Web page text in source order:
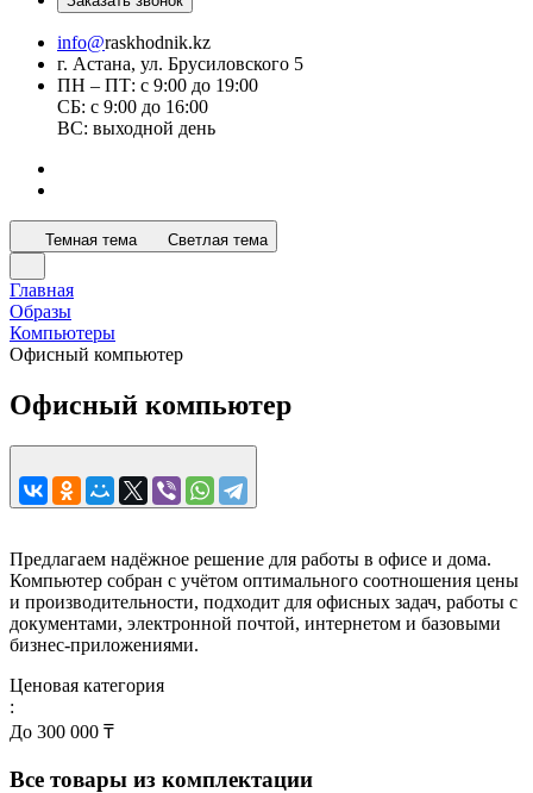
info@raskhodnik.kz
г. Астана, ул. Брусиловского 5
ПН – ПТ: с 9:00 до 19:00
СБ: с 9:00 до 16:00
ВС: выходной день
Темная тема Светлая тема
Главная
Образы
Компьютеры
Офисный компьютер
Офисный компьютер
Предлагаем надёжное решение для работы в офисе и дома.
Компьютер собран с учётом оптимального соотношения цены
и производительности, подходит для офисных задач, работы с
документами, электронной почтой, интернетом и базовыми
бизнес-приложениями.
Ценовая категория
:
До 300 000 ₸
Все товары из комплектации